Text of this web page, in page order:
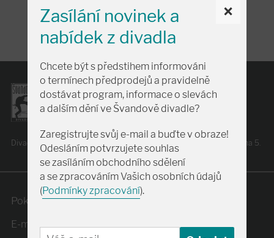
Divadlo je scénou hl. m. Prahy a je podporováno městskou částí Praha 5.
Pokladna: +420 257 318 666
E-mail: obchodni@svandovodivadlo.cz
×
Zasílání novinek a
nabídek z divadla
Chcete být s předstihem informováni
o termínech předprodejů a pravidelně
dostávat program, informace o slevách
a dalším dění ve Švandově divadle?
Zaregistrujte svůj e-mail a buďte v obraze!
Odesláním potvrzujete souhlas
se zasíláním obchodního sdělení
a se zpracováním Vašich osobních údajů
(Podmínky zpracování).